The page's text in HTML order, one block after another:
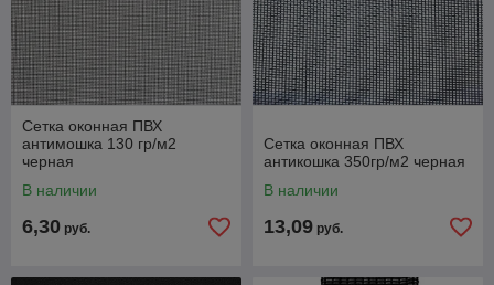
Сетка оконная ПВХ
антимошка 130 гр/м2
черная
В наличии
6,30 руб.
Сетка оконная ПВХ
антикошка 350гр/м2 черная
В наличии
13,09 руб.